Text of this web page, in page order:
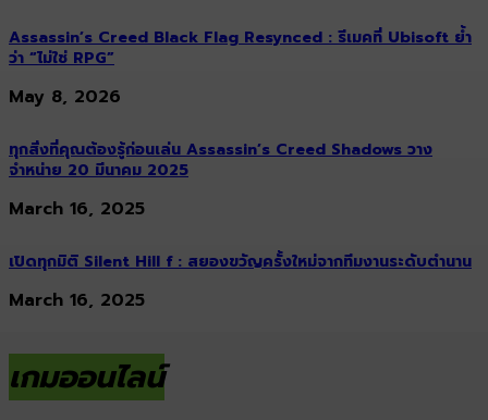
Assassin’s Creed Black Flag Resynced : รีเมคที่ Ubisoft ย้ำ
ว่า “ไม่ใช่ RPG”
May 8, 2026
ทุกสิ่งที่คุณต้องรู้ก่อนเล่น Assassin’s Creed Shadows วาง
จำหน่าย 20 มีนาคม 2025
March 16, 2025
เปิดทุกมิติ Silent Hill f : สยองขวัญครั้งใหม่จากทีมงานระดับตำนาน
March 16, 2025
เกมออนไลน์